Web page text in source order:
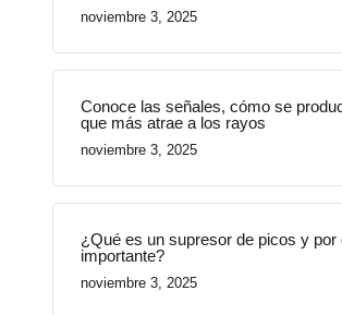
noviembre 3, 2025
Conoce las señales, cómo se
que más atrae a los rayos
noviembre 3, 2025
¿Qué es un supresor de picos y por
importante?
noviembre 3, 2025